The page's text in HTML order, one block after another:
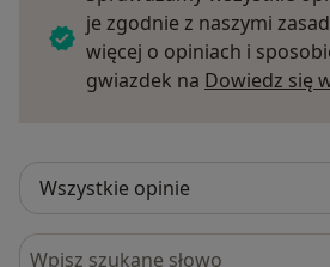
je zgodnie z naszymi
więcej o opiniach i
gwiazdek na Dowiedz się
Szukaj w opiniach